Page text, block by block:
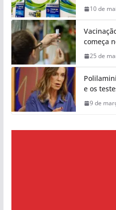
10 de
começa
25 de
e os
9 de